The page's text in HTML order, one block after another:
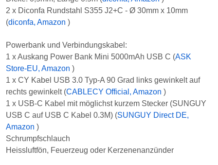
1 x Auskang Power Bank Mini 5000mAh USB C (ASK
Store-EU, Amazon
rechts gewinkelt (CABLECY Official, Amazon
1 x USB-C Kabel mit möglichst kurzem Stecker (SUNGUY
USB C auf USB C Kabel 0.3M) (
Amazon )
Schrumpfschlauch
Heissluftfön, Feuerzeug oder Kerzenenanzünder
Stromversorgung:
1 x Anker 323 Ladegerät, USB C und USB 2.0 (
DE, Amazon
)